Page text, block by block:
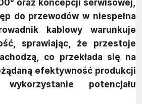
oraz koncepcji serwisowej,
do przewodów w niespełna
kablowy warunkuje
sprawiając, że przestoje
co przekłada się na
efektywność produkcji
potencjału